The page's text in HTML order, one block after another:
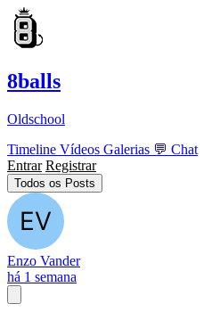
8balls
Oldschool
Timeline Vídeos Galerias 💬 Chat
Entrar Registrar
Todos os Posts
Enzo Vander
há 1 semana